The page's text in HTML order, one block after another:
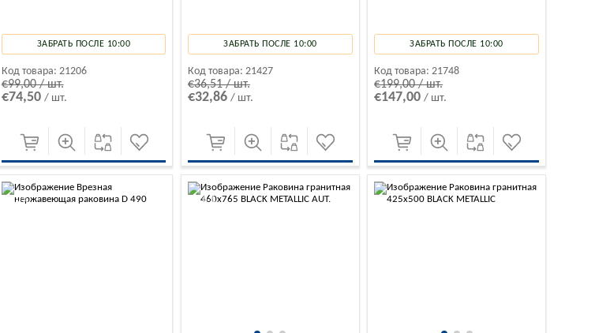
ЗАБРАТЬ ПОСЛЕ 10:00
Код товара: 21206
€99,00 / шт.
€74,50 / шт.
ЗАБРАТЬ ПОСЛЕ 10:00
Код товара: 21427
€36,51 / шт.
€32,86 / шт.
ЗАБРАТЬ ПОСЛЕ 10:00
Код товара: 21748
€199,00 / шт.
€147,00/ шт.
-10% -10%